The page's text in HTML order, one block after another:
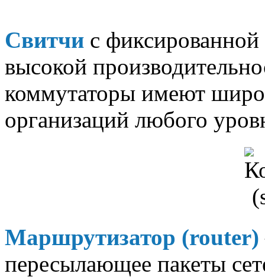
Свитчи с
высокой
коммутаторы имеют
организаций любого
Маршрутизатор (router)
пересылающее пакеты